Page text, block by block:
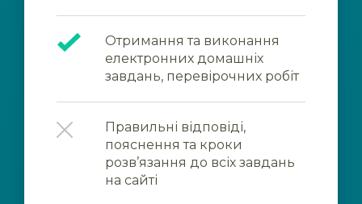
Отримання та виконання
електронних домашніх
завдань, перевірочних робіт
Правильні відповіді,
пояснення та кроки
розв’язання до всіх завдань
на сайті